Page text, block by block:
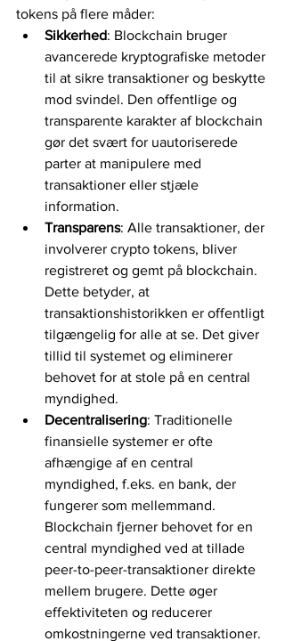
tokens på flere måder:
Sikkerhed: Blockchain bruger
avancerede kryptografiske metoder
til at sikre transaktioner og beskytte
mod svindel. Den offentlige og
transparente karakter af blockchain
gør det svært for uautoriserede
parter at manipulere med
transaktioner eller stjæle
information.
Transparens: Alle transaktioner, der
involverer crypto tokens, bliver
registreret og gemt på blockchain.
Dette betyder, at
transaktionshistorikken er offentligt
tilgængelig for alle at se. Det giver
tillid til systemet og eliminerer
behovet for at stole på en central
myndighed.
Decentralisering: Traditionelle
finansielle systemer er ofte
afhængige af en central
myndighed, f.eks. en bank, der
fungerer som mellemmand.
Blockchain fjerner behovet for en
central myndighed ved at tillade
peer-to-peer-transaktioner direkte
mellem brugere. Dette øger
effektiviteten og reducerer
omkostningerne ved transaktioner.